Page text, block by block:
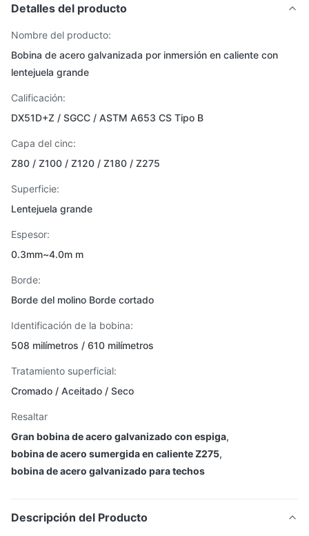
Detalles del producto
Nombre del producto:
Bobina de acero galvanizada por inmersión en caliente con
lentejuela grande
Calificación:
DX51D+Z / SGCC / ASTM A653 CS Tipo B
Capa del cinc:
Z80 / Z100 / Z120 / Z180 / Z275
Superficie:
Lentejuela grande
Espesor:
0.3mm~4.0m m
Borde:
Borde del molino Borde cortado
Identificación de la bobina:
508 milímetros / 610 milímetros
Tratamiento superficial:
Cromado / Aceitado / Seco
Resaltar
Gran bobina de acero galvanizado con espiga,
bobina de acero sumergida en caliente Z275,
bobina de acero galvanizado para techos
Descripción del Producto